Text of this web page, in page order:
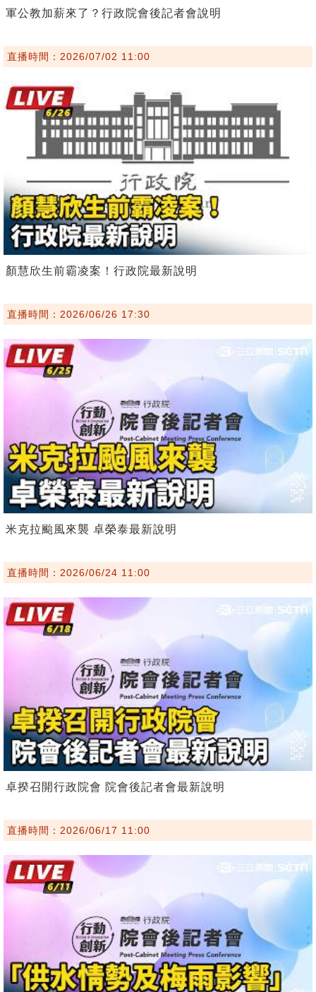
軍公教加薪來了？行政院會後記者會說明
直播時間：2026/07/02 11:00
顏慧欣生前霸凌案！行政院最新說明
直播時間：2026/06/26 17:30
米克拉颱風來襲 卓榮泰最新說明
直播時間：2026/06/24 11:00
卓揆召開行政院會 院會後記者會最新說明
直播時間：2026/06/17 11:00